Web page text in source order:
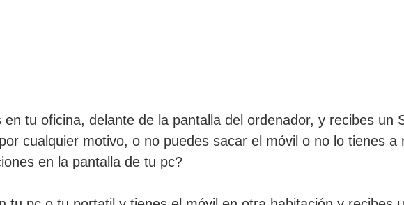
tu oficina, delante de la pantalla del ordenador, y recibes un
cualquier motivo, o no puedes sacar el móvil o no lo tienes
en la pantalla de tu pc?